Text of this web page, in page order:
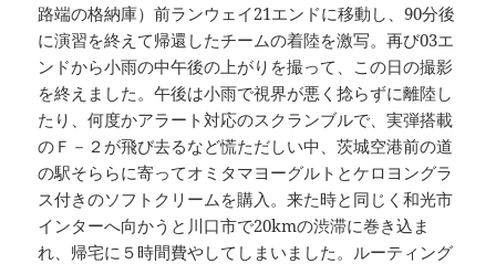
路端の格納庫）前ランウェイ21エンドに移動し、90分後
に演習を終えて帰還したチームの着陸を激写。再び03エ
ンドから小雨の中午後の上がりを撮って、この日の撮影
を終えました。午後は小雨で視界が悪く捻らずに離陸し
たり、何度かアラート対応のスクランブルで、実弾搭載
のＦ－２が飛び去るなど慌ただしい中、茨城空港前の道
の駅そららに寄ってオミタマヨーグルトとケロヨングラ
ス付きのソフトクリームを購入。来た時と同じく和光市
インターへ向かうと川口市で20kmの渋滞に巻き込ま
れ、帰宅に５時間費やしてしまいました。ルーティング